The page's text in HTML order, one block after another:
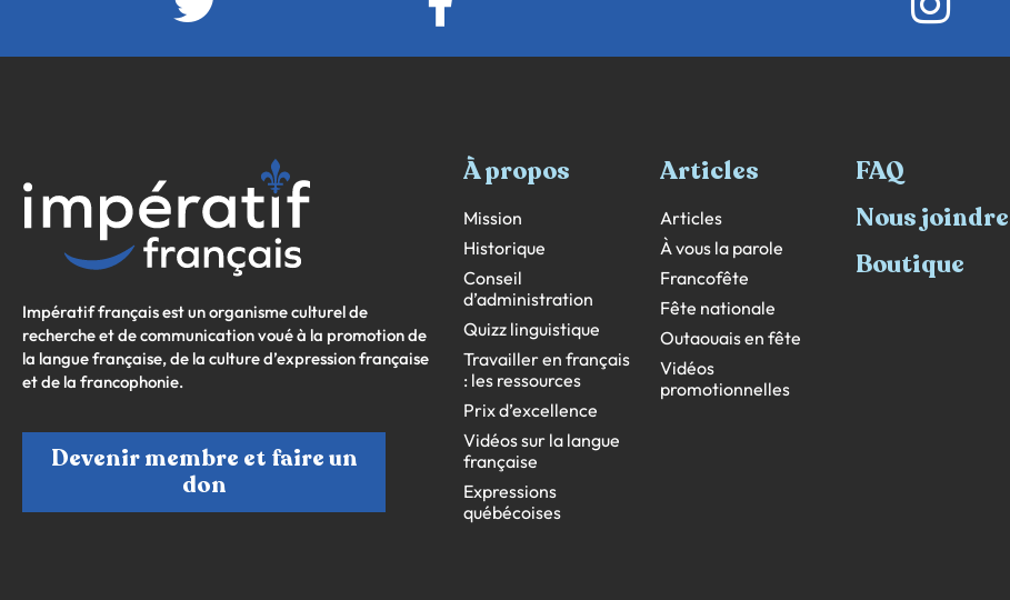
Impératif français est un organisme culturel de
recherche et de communication voué à la promotion de
la langue française, de la culture d’expression française
et de la francophonie.
Devenir membre et faire un
don
À propos
Mission
Historique
Conseil
d’administration
Quizz linguistique
Travailler en français
: les ressources
Prix d’excellence
Vidéos sur la langue
française
Expressions
québécoises
Articles
Articles
À vous la parole
Francofête
Fête nationale
Outaouais en fête
Vidéos
promotionnelles
FAQ
Nous joindre
Boutique